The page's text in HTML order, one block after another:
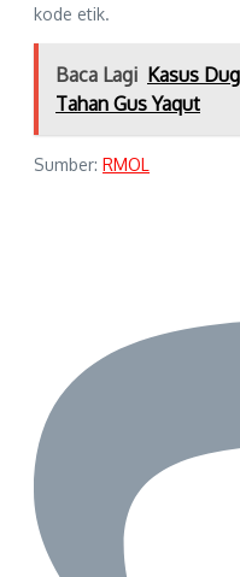
kode etik.
Baca Lagi Kasus
Tahan Gus Yaqut
Sumber: RMOL